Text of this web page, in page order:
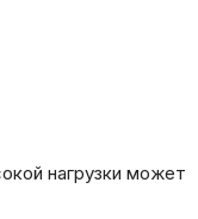
нагрузки может